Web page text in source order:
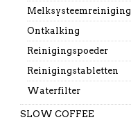
Melksysteemreiniging
Ontkalking
Reinigingspoeder
Reinigingstabletten
Waterfilter
SLOW COFFEE